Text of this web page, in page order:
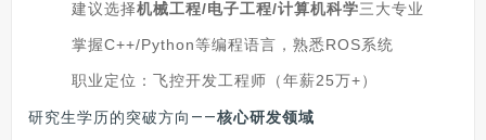
建议选择机械工程/电子工程/计算机科学三大专业
掌握C++/Python等编程语言，熟悉ROS系统
职业定位：飞控开发工程师（年薪25万+）
研究生学历的突破方向——核心研发领域